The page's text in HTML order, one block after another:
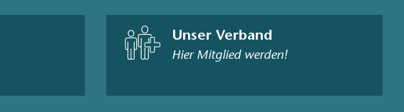
Unser Verband
Hier Mitglied werden!